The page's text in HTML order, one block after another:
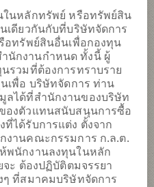
เพื่อการเลี้ยงชีพ
6
7.5285
ณ วันที่ 3 ส.ค. 2569
ฟ เพื่อการเลี้ยงชีพ (ชนิด
นหลักทรัพย์ หรือทรัพย์สิน
เดียวกันกับที่บริษัทจัดการ
อทรัพย์สินอื่นเพื่อกองทุน
นักงานกำหนด ทั้งนี้ ผู้
รวมที่ต้องการทราบราย
เพื่อ บริษัทจัดการ ท่าน
ลได้ที่สำนักงานของบริษัท
องตัวแทนสนับสนุนการซื้อ
ได้รับการแต่ง ตั้งจาก
งานคณะกรรมการ ก.ล.ต.
พนักงานลงทุนในหลัก
จะ ต้องปฏิบัติตมจรรยา
ที่สมาคมบริษัทจัดการ